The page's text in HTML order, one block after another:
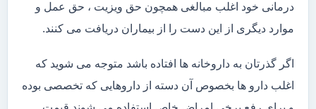
درمانی خود اغلب مبالغی همچون حق ویزیت ، حق عمل و
موارد دیگری از این دست را از بیماران دریافت می کنند.
اگر گذرتان به داروخانه ها افتاده باشد متوجه می شوید که
اغلب دارو ها بخصوص آن دسته از داروهایی که تخصصی بوده